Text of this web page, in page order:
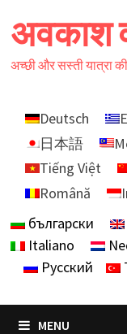
to
content
अवकाश
अच्छी और सस्ती यात्रा
Deutsch
日本語
Tiếng Việt
Română
български
Italiano
Русский
MENU